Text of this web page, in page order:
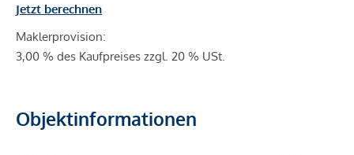
Jetzt berechnen
Maklerprovision:
3,00 % des Kaufpreises zzgl. 20 % USt.
Objektinformationen